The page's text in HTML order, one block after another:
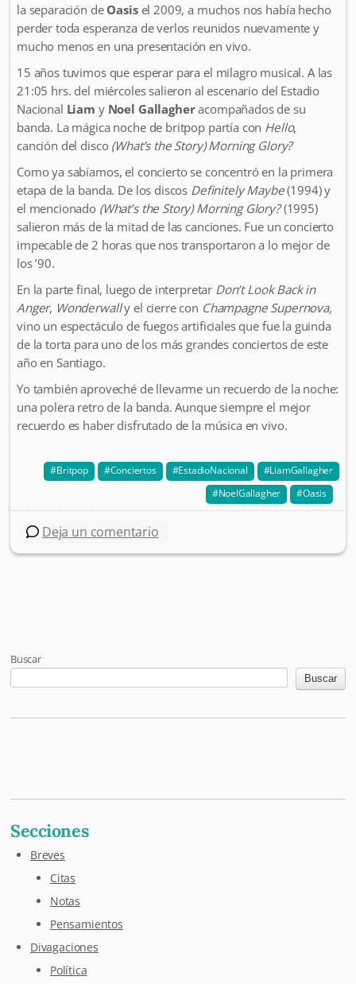
la separación de Oasis el 2009, a muchos nos había hecho
perder toda esperanza de verlos reunidos nuevamente y
mucho menos en una presentación en vivo.
15 años tuvimos que esperar para el milagro musical. A las
21:05 hrs. del miércoles salieron al escenario del Estadio
Nacional Liam y Noel Gallagheracompañados de su
banda. La mágica noche de britpop partía con Hello,
canción del disco (What’s the Story) Morning Glory?
Como ya sabíamos, el concierto se concentró en la primera
etapa de la banda. De los discos Definitely Maybe(1994) y
el mencionado (What’s the Story) Morning Glory?(1995)
salieron más de la mitad de las canciones. Fue un concierto
impecable de 2 horas que nos transportaron a lo mejor de
los ’90.
En la parte final, luego de interpretar Don’t Look Back in
Anger, Wonderwally el cierre con Champagne Supernova,
vino un espectáculo de fuegos artificiales que fue la guinda
de la torta para uno de los más grandes conciertos de este
año en Santiago.
Yo también aproveché de llevarme un recuerdo de la noche:
una polera retro de la banda. Aunque siempre el mejor
recuerdo es haber disfrutado de la música en vivo.
Britpop Conciertos EstadioNacional
LiamGallagher
NoelGallagher
Oasis
Deja un comentario
Buscar
Buscar
Secciones
Breves
Citas
Notas
Pensamientos
Divagaciones
Política